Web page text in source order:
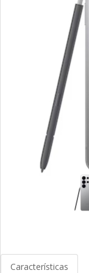
Características